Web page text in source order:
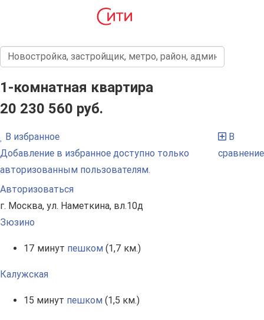
1-комнатная квартира
20 230 560 руб.
В избранное
Добавление в избранное доступно только
авторизованным пользователям.
Авторизоваться
В
сравнение
г. Москва, ул. Наметкина, вл.10д
Зюзино
17 минут пешком (1,7 км.)
Калужская
15 минут пешком (1,5 км.)